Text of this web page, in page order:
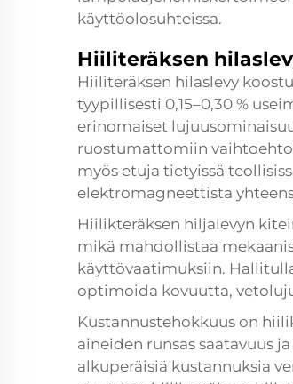
käyttöolosuhteissa.
Hiiliteräksen
Hiiliteräksen hilaslevy
tyypillisesti 0,15–0,30 %
erinomaiset
ruostumattomiin
myös etuja tietyissä
elektromagneettista
Hiilikteräksen hiljalevyn
mikä mahdollistaa
käyttövaatimuksiin.
optimoida kovuutta,
Kustannustehokkuus on
aineiden runsas saatavuus
alkuperäisiä kustannuksia